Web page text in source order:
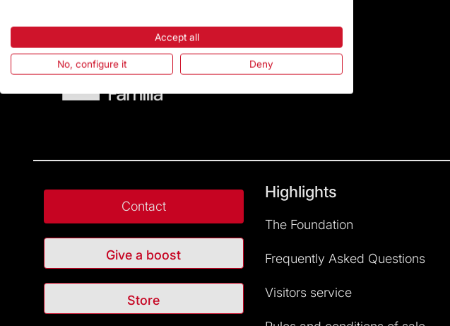
Contact
Give a boost
Store
Highlights
The Foundation
Frequently Asked Questions
Visitors service
Accept all
No, configure it Deny